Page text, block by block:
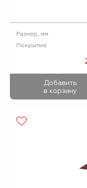
Размер, мм
Покрытие
Добавить
в корзину